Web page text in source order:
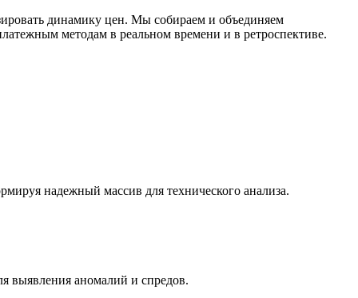
динамику цен. Мы собираем и объединяем
методам в реальном времени и в ретроспективе.
надежный массив для технического анализа.
выявления аномалий и спредов.